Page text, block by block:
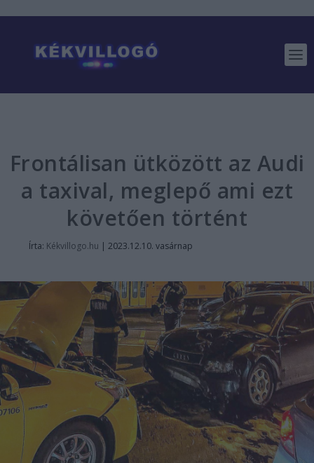
Frontálisan ütközött az Audi
a taxival, meglepő ami ezt
követően történt
Írta: Kékvillogo.hu | 2023.12.10. vasárnap